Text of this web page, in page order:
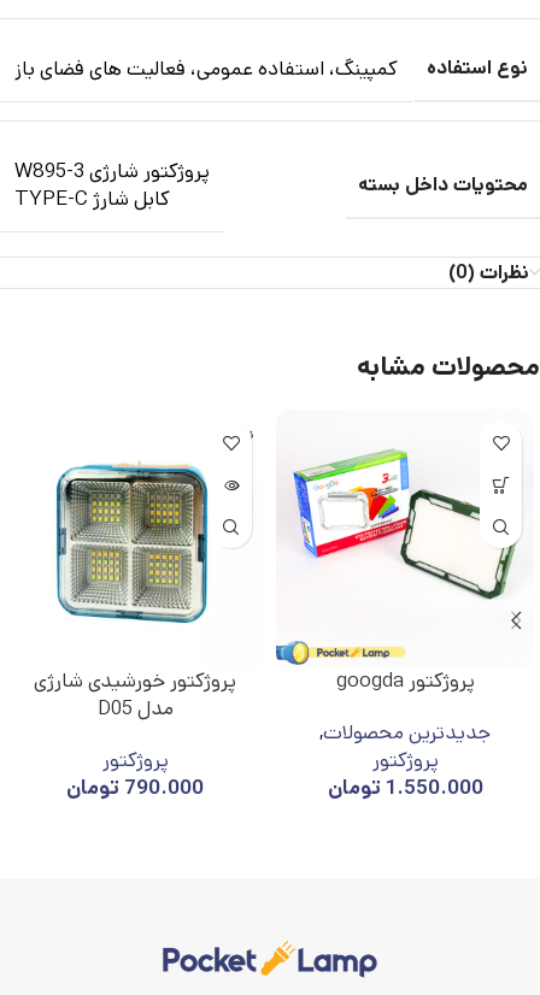
نوع استفاده کمپینگ، استفاده عمومی، فعالیت های فضای باز
محتویات داخل بسته
پروژکتور شارژی W895-3
کابل شارژ TYPE-C
نظرات (0)
محصولات مشابه
پروژکتور googda
جدیدترین محصولات,
پروژکتور
1.550.000 تومان
ناموجو
د
پروژکتور خورشیدی شارژی
مدل D05
پروژکتور
790.000 تومان